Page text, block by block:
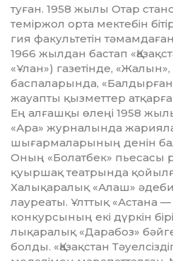
туған. 1958 жылы Отар
теміржол орта мектебін
гия факультетін
1966 жылдан бастап
«Ұлан») га­зетінде,
баспаларында,
жауапты қызметтер
Ең алғашқы өлеңі 1958
«Ара» журналын­да
шығармаларының денін
Оның «Болатбек» пьесасы
қуыршақ теат­рын­да
Халықаралық «Алаш»
лауреаты. Ұлттық «Астана
конкурсының екі дүркін
лықаралық «Дарабоз»
болды. «Қа­зақстан